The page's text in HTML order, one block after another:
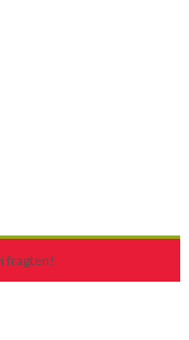
fragten!